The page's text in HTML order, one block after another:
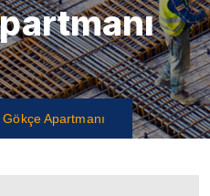
Gökçe Apartmanı